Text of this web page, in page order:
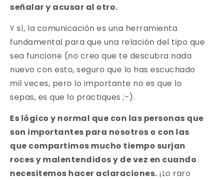
señalar y acusar al otro.
Y sí, la comunicación es una herramienta
fundamental para que una relación del tipo que
sea funcione (no creo que te descubra nada
nuevo con esto, seguro que lo has escuchado
mil veces, pero lo importante no es que lo
sepas, es que lo practiques ;-).
Es lógico y normal que con las personas que
son importantes para nosotros o con las
que compartimos mucho tiempo surjan
roces y malentendidos y de vez en cuando
necesitemos hacer aclaraciones. ¡Lo raro